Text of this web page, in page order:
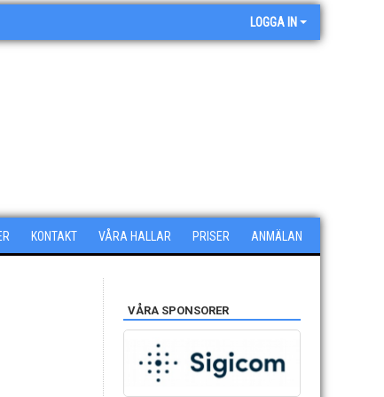
LOGGA IN
KONTAKT VÅRA HALLAR PRISER ANMÄLAN
VÅRA SPONSORER